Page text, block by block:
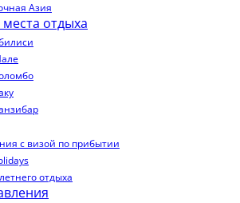
Азия
отдыха
с визой по прибытии
отдыха